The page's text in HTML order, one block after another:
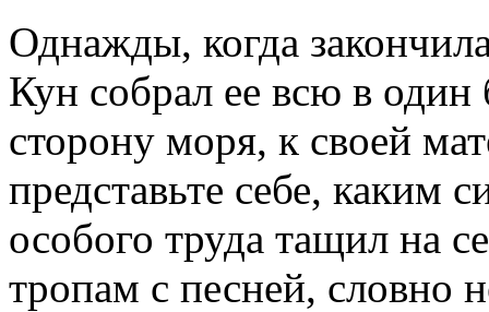
Однажды, когда
Кун собрал ее всю в
сторону моря, к своей
представьте себе, каким
особого труда тащил на
тропам с песней, словно